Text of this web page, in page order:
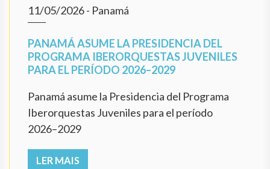
11/05/2026- Panamá
PANAMÁ ASUME LA PRESIDENCIA DEL
PROGRAMA IBERORQUESTAS JUVENILES
PARA EL PERÍODO 2026–2029
Panamá asume la Presidencia del Programa
Iberorquestas Juveniles para el período
2026–2029
LER MAIS